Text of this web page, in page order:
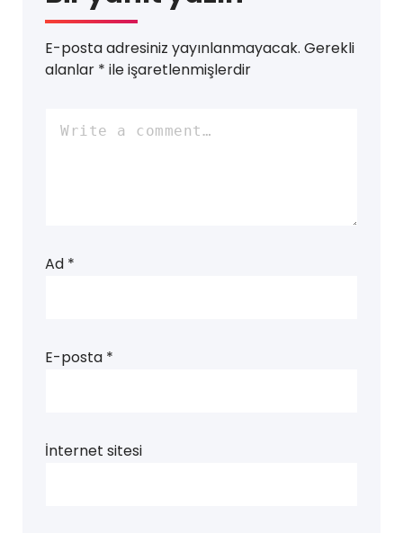
E-posta adresiniz yayınlanmayacak. Gerekli
alanlar * ile işaretlenmişlerdir
Ad *
E-posta *
İnternet sitesi